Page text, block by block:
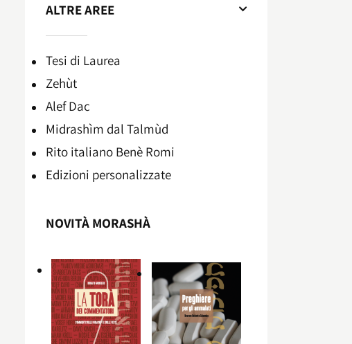
ALTRE AREE
Tesi di Laurea
Zehùt
Alef Dac
Midrashìm dal Talmùd
Rito italiano Benè Romi​
Edizioni personalizzate
NOVITÀ MORASHÀ